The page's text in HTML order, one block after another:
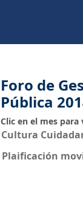
Foro de
Pública
Clic en el mes para
Cultura
Plaificación